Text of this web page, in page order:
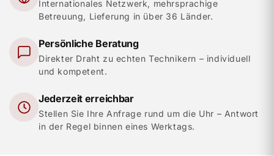
Internationales Netzwerk, mehrsprachige
Betreuung, Lieferung in über 36 Länder.
Persönliche Beratung
Direkter Draht zu echten Technikern – individuell
und kompetent.
Jederzeit erreichbar
Stellen Sie Ihre Anfrage rund um die Uhr – Antwort
in der Regel binnen eines Werktags.